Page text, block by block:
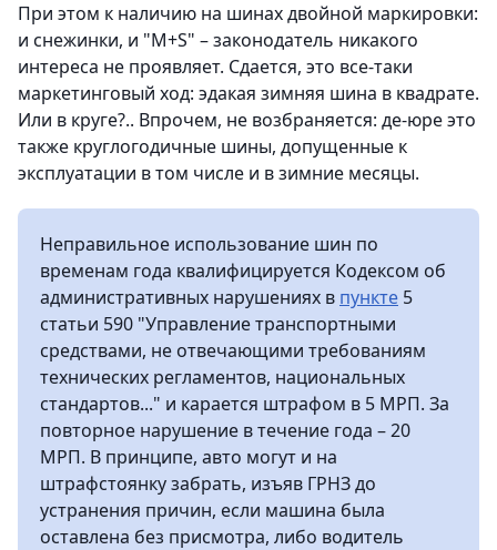
При этом к наличию на шинах двойной маркировки:
и снежинки, и "М+S" – законодатель никакого
интереса не проявляет. Сдается, это все-таки
маркетинговый ход: эдакая зимняя шина в квадрате.
Или в круге?.. Впрочем, не возбраняется: де-юре это
также круглогодичные шины, допущенные к
эксплуатации в том числе и в зимние месяцы.
Неправильное использование шин по
временам года квалифицируется Кодексом об
административных нарушениях в пункте 5
статьи 590 "Управление транспортными
средствами, не отвечающими требованиям
технических регламентов, национальных
стандартов..." и карается штрафом в 5 МРП. За
повторное нарушение в течение года – 20
МРП. В принципе, авто могут и на
штрафстоянку забрать, изъяв ГРНЗ до
устранения причин, если машина была
оставлена без присмотра, либо водитель